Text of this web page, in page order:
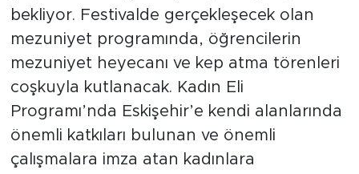
bekliyor. Festivalde gerçekleşecek olan
mezuniyet programında, öğrencilerin
mezuniyet heyecanı ve kep atma törenleri
coşkuyla kutlanacak. Kadın Eli
Programı’nda Eskişehir’e kendi alanlarında
önemli katkıları bulunan ve önemli
çalışmalara imza atan kadınlara